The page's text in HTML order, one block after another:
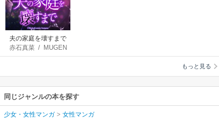
夫の家庭を壊すまで
【タテヨミ】
赤石真菜/ MUGEN
FACTORY
もっと見る
同じジャンルの本を探す
少女・女性マンガ> 女性マンガ